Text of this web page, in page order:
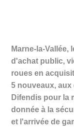
Marne-la-Vallée,
d'achat public,
roues en
5 nouveaux,
Difendis pour la
donnée à la
et l'arrivée de